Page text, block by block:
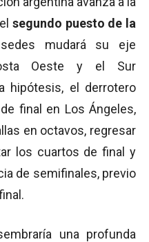
segundo puesto de la
mudará su eje
Oeste y el Sur
hipótesis, el derrotero
final en Los Ángeles,
en octavos, regresar
los cuartos de final y
de semifinales, previo
una profunda